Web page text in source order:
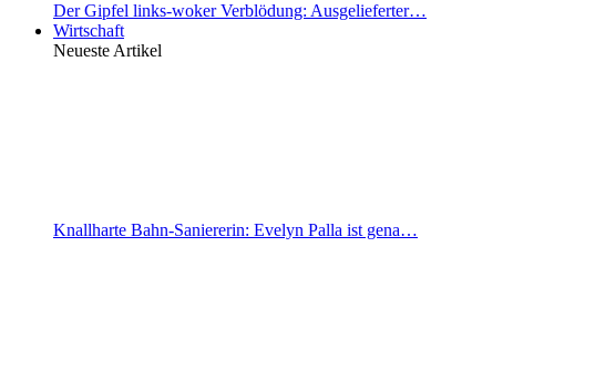
Der Gipfel links-woker Verblödung: Ausgelieferter…
Wirtschaft
Neueste Artikel
Knallharte Bahn-Saniererin: Evelyn Palla ist gena…